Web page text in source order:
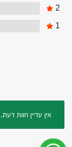
2
1
אין עדיין חוות דעת.